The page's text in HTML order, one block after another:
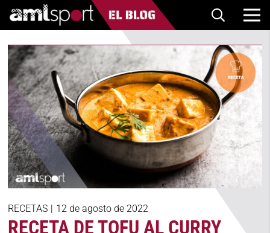
RECETAS | 12 de agosto de 2022
RECETA DE TOFU AL CURRY